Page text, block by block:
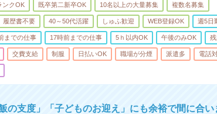
ンクOK 既卒第二新卒OK 10名以上の大量募集 複数名募集
履歴書不要 40～50代活躍 しゅふ歓迎 WEB登録OK 週5日
までの仕事 17時前までの仕事 5ｈ以内OK 午後のみOK
交費支給 制服 日払いOK 職場が分煙 派遣多 電話
の支度」「子どものお迎え」にも余裕で間に合い